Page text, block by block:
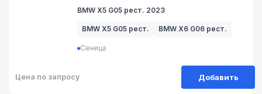
BMW X5 G05 рест. 2023
BMW X5 G05 рест. BMW X6 G06 рест.
Сеница
Цена по запросу Добавить